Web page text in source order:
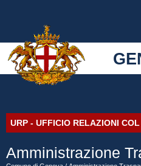
URP - UFFICIO RELAZIONI
Amministrazione